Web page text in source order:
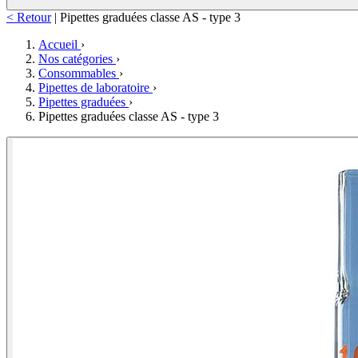
< Retour | Pipettes graduées classe AS - type 3
Accueil ›
Nos catégories ›
Consommables ›
Pipettes de laboratoire ›
Pipettes graduées ›
Pipettes graduées classe AS - type 3